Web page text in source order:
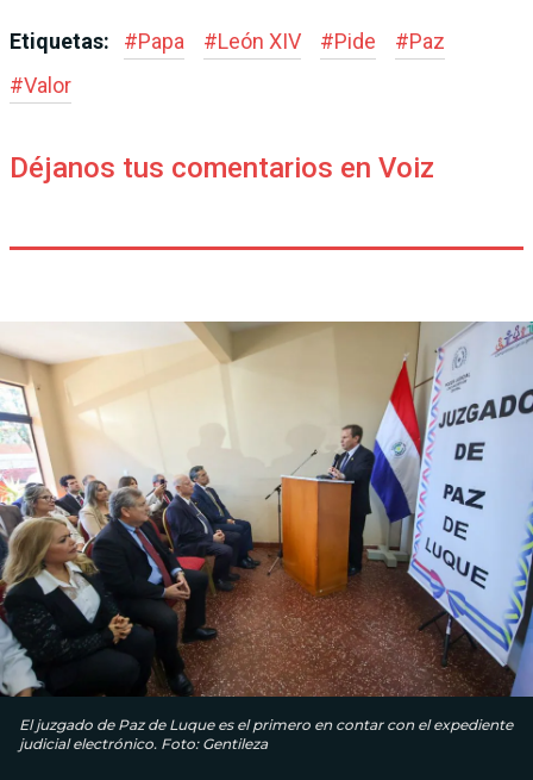
Etiquetas: #Papa #León XIV #Pide #Paz
#Valor
Déjanos tus comentarios en Voiz
El juzgado de Paz de Luque es el primero en contar con el expediente
judicial electrónico. Foto: Gentileza